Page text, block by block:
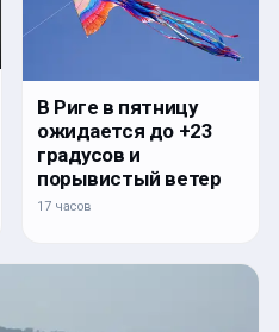
В Риге в пятницу
ожидается до +23
градусов и
порывистый ветер
17 часов